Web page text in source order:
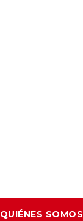
QUIÉNES SOMOS